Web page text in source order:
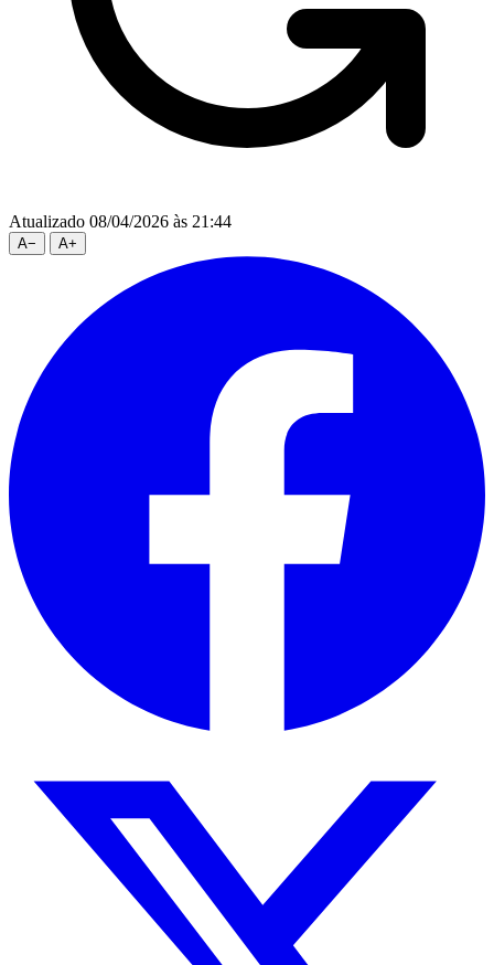
Atualizado 08/04/2026 às 21:44
A− A+